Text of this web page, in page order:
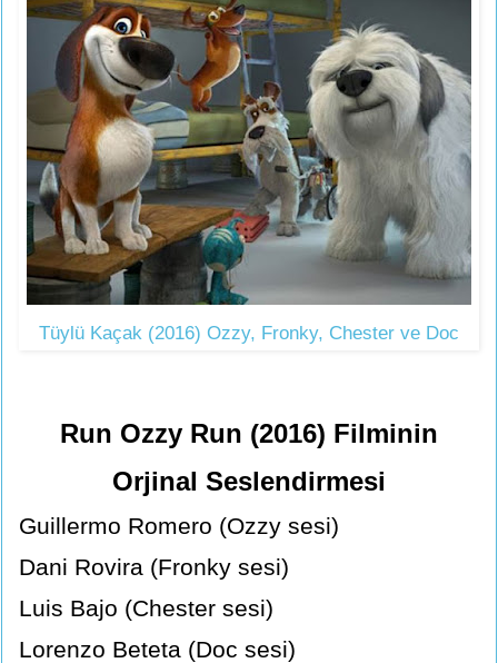
Tüylü Kaçak (2016) Ozzy, Fronky, Chester ve Doc
Run Ozzy Run (2016) Filminin
Orjinal Seslendirmesi
Guillermo Romero (Ozzy sesi)
Dani Rovira (Fronky sesi)
Luis Bajo (Chester sesi)
Lorenzo Beteta (Doc sesi)